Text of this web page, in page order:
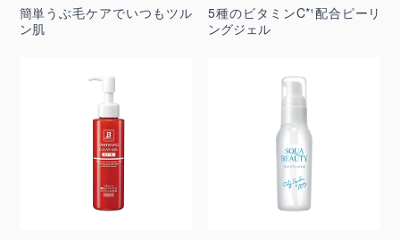
簡単うぶ毛ケアでいつもツル
ン肌
5種のビタミンC*¹配合ピーリ
ングジェル